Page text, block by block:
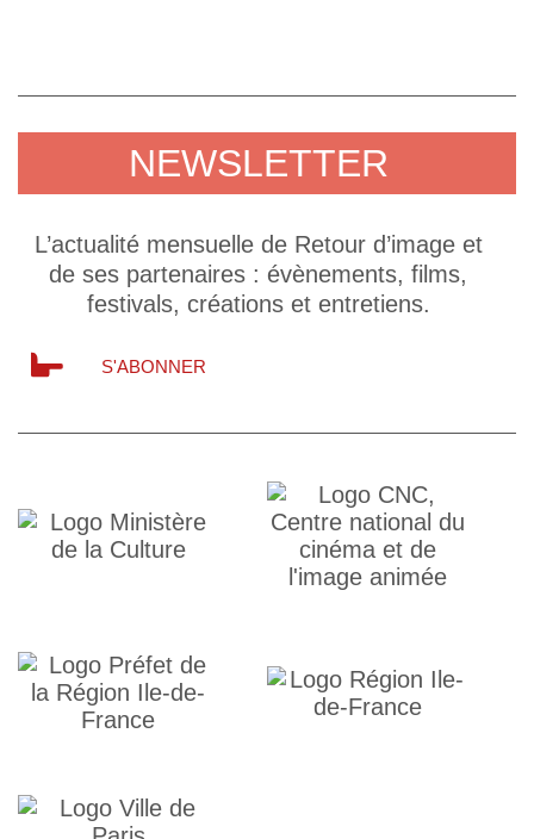
NEWSLETTER
L’actualité mensuelle de Retour d’image et
de ses partenaires : évènements, films,
festivals, créations et entretiens.
S'ABONNER